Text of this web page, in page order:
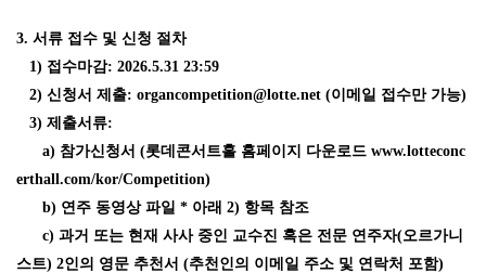
3. 서류 접수 및 신청 절차
1) 접수마감: 2026.5.31 23:59
2) 신청서 제출: organcompetition@lotte.net (이메일 접수만 가능)
3) 제출서류:
a) 참가신청서 (롯데콘서트홀 홈페이지 다운로드 www.lotteconc
erthall.com/kor/Competition)
b) 연주 동영상 파일 * 아래 2) 항목 참조
c) 과거 또는 현재 사사 중인 교수진 혹은 전문 연주자(오르가니
스트) 2인의 영문 추천서 (추천인의 이메일 주소 및 연락처 포함)